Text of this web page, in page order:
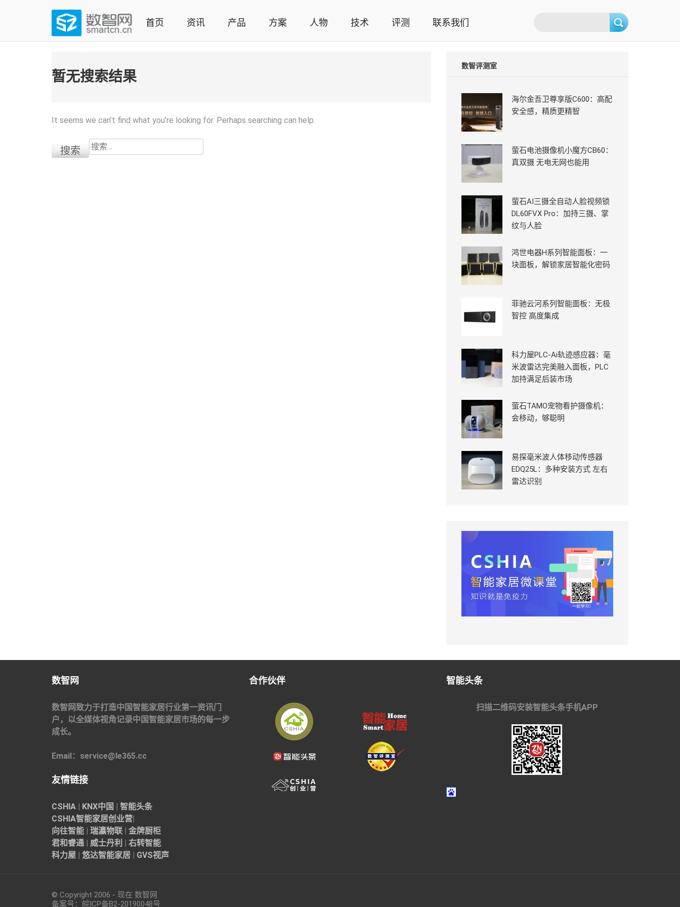
(Press
数智网
智能家居第一资讯门户 | 智能家居系统，智能家居产品，智能家居解决方案，智能家居技术应用，智能家居行业观点，智能家居项目案例
首页 资讯 产品 方案 人物 技术 评测 联系我们
暂无搜索结果
It seems we can’t find what you’re looking for. Perhaps searching can help.
搜
索：
数智评测室
海尔金吾卫尊享版C600：高配
安全感，精质更精智
萤石电池摄像机小魔方CB60：
真双摄 无电无网也能用
萤石AI三摄全自动人脸视频锁
DL60FVX Pro：加持三摄、掌
纹与人脸
鸿世电器H系列智能面板：一
块面板，解锁家居智能化密码
菲驰云河系列智能面板：无极
智控 高度集成
科力屋PLC-Ai轨迹感应器：毫
米波雷达完美融入面板，PLC
加持满足后装市场
萤石TAMO宠物看护摄像机：
会移动，够聪明
易探毫米波人体移动传感器
EDQ25L：多种安装方式 左右
雷达识别
数智网
数智网致力于打造中国智能家居行业第一资讯门
户，以全媒体视角记录中国智能家居市场的每一步
成长。
Email：service@le365.cc
友情链接
CSHIA | KNX中国 | 智能头条
CSHIA智能家居创业营|
向往智能 | 瑞瀛物联 | 金牌厨柜
君和睿通 | 威士丹利 | 右转智能
科力屋 | 悠达智能家居 | GVS视声
合作伙伴 智能头条
扫描二维码安装智能头条手机APP
© Copyright 2006 - 现在 数智网
备案号： 皖ICP备B2-20190048号